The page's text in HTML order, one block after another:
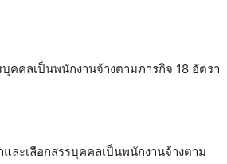
คคลเป็นพนักงานจ้างตามภารกิจ 18 อัตรา
ละเลือกสรรบุคคลเป็นพนักงานจ้างตาม